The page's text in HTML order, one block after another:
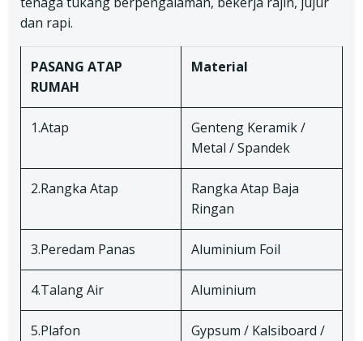
dan rapi.
PASANG ATAP
RUMAH
Material
1.Atap
Genteng Keramik /
Metal / Spandek
2.Rangka Atap
Rangka Atap Baja
Ringan
3.Peredam Panas Aluminium Foil
4.Talang Air Aluminium
5.Plafon
Gypsum / Kalsiboard /